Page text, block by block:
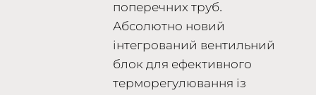
поперечних труб.
Абсолютно новий
інтегрований вентильний
блок для ефективного
терморегулювання із